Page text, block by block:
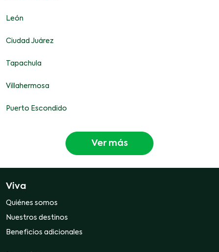
León
Ciudad Juárez
Tapachula
Villahermosa
Puerto Escondido
Ver más
Viva
Quiénes somos
Nuestros destinos
Beneficios adicionales